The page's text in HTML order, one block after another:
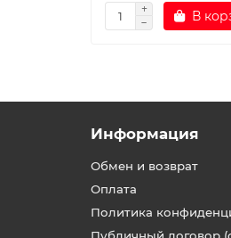
В
Информация
Обмен и возврат
Оплата
Политика